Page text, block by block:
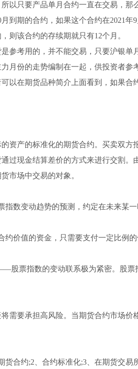
以只要产品单月合约一直在交易，那
到期的合约，如果这个合约在2021年
则该合约的存续期就只有12个月。
参考用的，并不能交易，只要沪银单
月份的走势编制在一起，供投资者参
以在期货品种简介上面看到，如果合
资产的标准化的期货合约。买卖双方
过现金结算差价的方式来进行交割。
市场中交易的对象。
指数变动趋势的预测，约定在未来某
约价值的资金，只需要支付一定比例
股票指数的变动联系极为紧密。股票
需要承担高风险。当期货合约市场价
合约;2、合约标准化;3、在期货交易